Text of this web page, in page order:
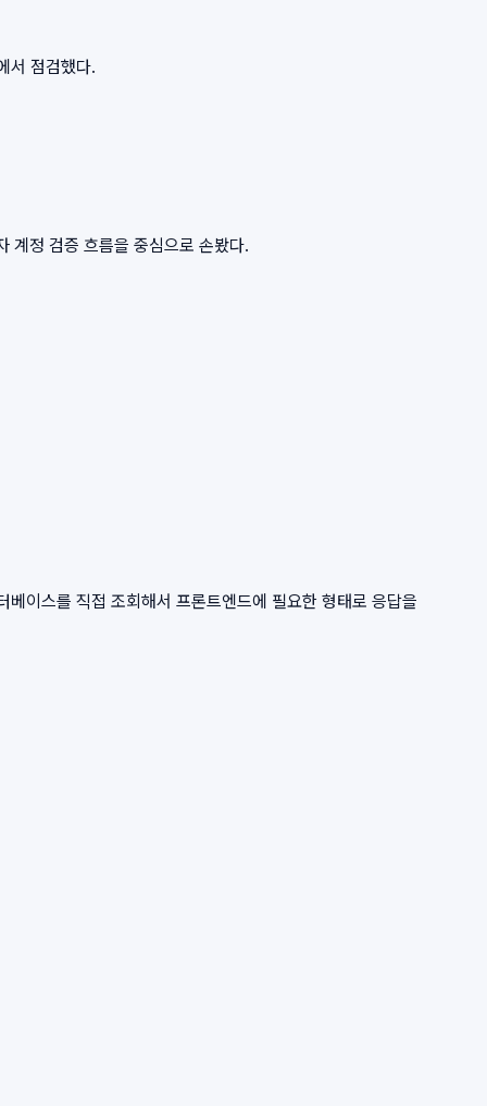
서 점검했다.
정 검증 흐름을 중심으로 손봤다.
이스를 직접 조회해서 프론트엔드에 필요한 형태로 응답을